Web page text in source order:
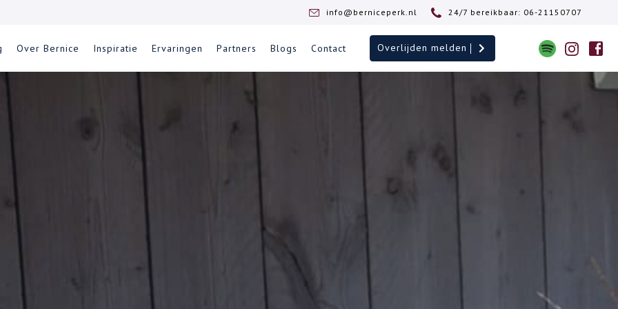
info@berniceperk.nl 24/7 bereikbaar: 06-21150707
Over Bernice Inspiratie Ervaringen Partners Blogs Contact Overlijden melden